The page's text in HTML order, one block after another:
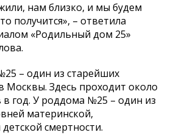
нам близко, и мы будем
получится», – ответила
«Родильный дом 25»
– один из старейших
Москвы. Здесь проходит около
в год. У роддома №25 – один из
материнской,
смертности.